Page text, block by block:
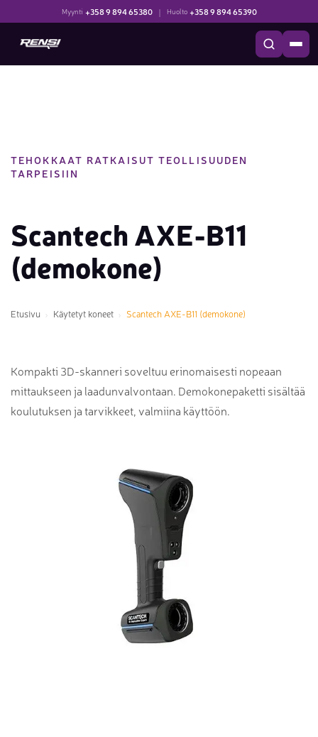
Myynti +358 9 894 65380 | Huolto +358 9 894 65390
TEHOKKAAT RATKAISUT TEOLLISUUDEN
TARPEISIIN
Scantech AXE-B11
(demokone)
Etusivu Käytetyt koneet Scantech AXE-B11 (demokone)
Kompakti 3D-skanneri soveltuu erinomaisesti nopeaan
mittaukseen ja laadunvalvontaan. Demokonepaketti sisältää
koulutuksen ja tarvikkeet, valmiina käyttöön.